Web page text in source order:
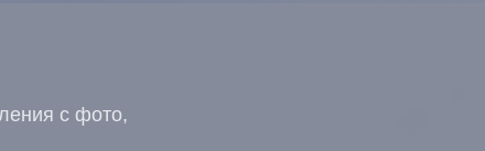
с фото,